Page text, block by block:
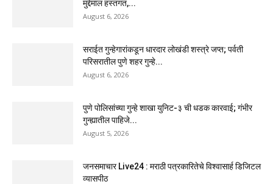
मुद्देमाल हस्तगत,...
August 6, 2026
सराईत गुन्हेगारांकडून धारदार लोखंडी शस्त्रे जप्त; पर्वती
परिसरातील पुणे शहर गुन्हे...
August 6, 2026
पुणे पोलिसांच्या गुन्हे शाखा युनिट-३ ची धडक कारवाई; गंभीर
गुन्ह्यातील पाहिजे...
August 5, 2026
जनसमाचार Live24 : मराठी पत्रकारितेचे विश्वासार्ह डिजिटल
व्यासपीठ